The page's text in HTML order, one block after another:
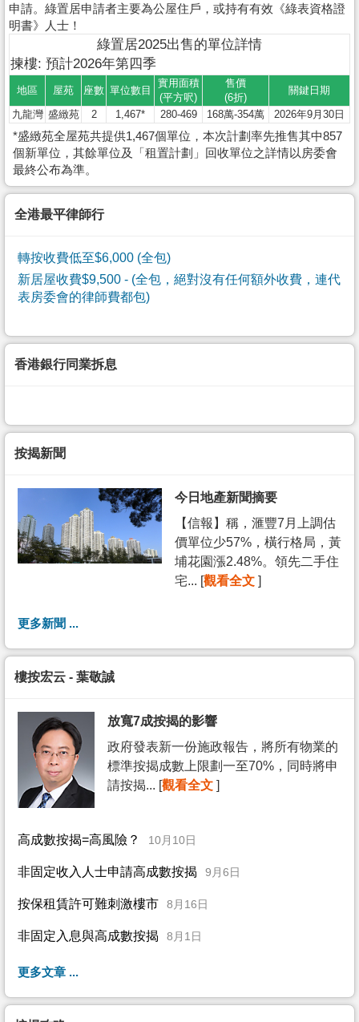
申請。綠置居申請者主要為公屋住戶，或持有有效《綠表資格證
明書》人士！
綠置居2025出售的單位詳情
揀樓: 預計2026年第四季
地區 屋苑 座數 單位數目
實用面積
(平方呎)
售價
(6折)
關鍵日期
九龍灣 盛緻苑 2 1,467* 280-469 168萬-354萬 2026年9月30日
*盛緻苑全屋苑共提供1,467個單位，本次計劃率先推售其中857
個新單位，其餘單位及「租置計劃」回收單位之詳情以房委會
最終公布為準。
全港最平律師行
轉按收費低至$6,000 (全包)
新居屋收費$9,500 - (全包，絕對沒有任何額外收費，連代
表房委會的律師費都包)
香港銀行同業拆息
按揭新聞
今日地產新聞摘要
【信報】稱，滙豐7月上調估
價單位少57%，橫行格局，黃
埔花園漲2.48%。領先二手住
宅... [觀看全文 ]
更多新聞 ...
樓按宏云 - 葉敬誠
放寬7成按揭的影響
政府發表新一份施政報告，將所有物業的
標準按揭成數上限劃一至70%，同時將申
請按揭... [觀看全文 ]
高成數按揭=高風險？ 10月10日
非固定收入人士申請高成數按揭 9月6日
按保租賃許可難刺激樓市 8月16日
非固定入息與高成數按揭 8月1日
更多文章 ...